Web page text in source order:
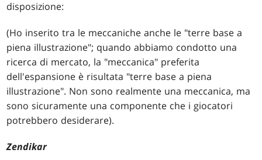
disposizione:
(Ho inserito tra le meccaniche anche le "terre base a
piena illustrazione"; quando abbiamo condotto una
ricerca di mercato, la "meccanica" preferita
dell'espansione è risultata "terre base a piena
illustrazione". Non sono realmente una meccanica, ma
sono sicuramente una componente che i giocatori
potrebbero desiderare).
Zendikar